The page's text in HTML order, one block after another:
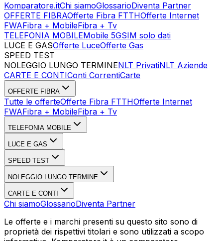
Komparatore.itChi siamoGlossarioDiventa Partner
OFFERTE FIBRAOfferte Fibra FTTHOfferte Internet
FWAFibra + MobileFibra + Tv
TELEFONIA MOBILEMobile 5GSIM solo dati
LUCE E GASOfferte LuceOfferte Gas
SPEED TEST
NOLEGGIO LUNGO TERMINENLT PrivatiNLT Aziende
CARTE E CONTIConti CorrentiCarte
OFFERTE FIBRA
Tutte le offerteOfferte Fibra FTTHOfferte Internet
FWAFibra + MobileFibra + Tv
TELEFONIA MOBILE
LUCE E GAS
SPEED TEST
NOLEGGIO LUNGO TERMINE
CARTE E CONTI
Chi siamoGlossarioDiventa Partner
Le offerte e i marchi presenti su questo sito sono di
proprietà dei rispettivi titolari e sono utilizzati a scopo